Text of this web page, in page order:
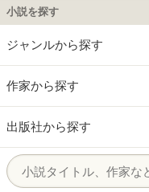
小説を探す
ジャンルから探す
作家から探す
出版社から探す